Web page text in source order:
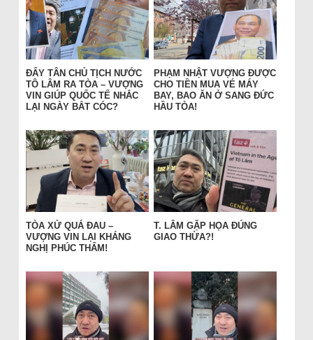
ĐẨY TÂN CHỦ TỊCH NƯỚC
TÔ LÂM RA TÒA – VƯỢNG
VIN GIÚP QUỐC TẾ NHẮC
LẠI NGÀY BẮT CÓC?
PHẠM NHẬT VƯỢNG ĐƯỢC
CHO TIỀN MUA VÉ MÁY
BAY, BAO ĂN Ở SANG ĐỨC
HẦU TÒA!
TÒA XỬ QUÁ ĐAU –
VƯỢNG VIN LẠI KHÁNG
NGHỊ PHÚC THẨM!
T. LÂM GẶP HỌA ĐÚNG
GIAO THỪA?!